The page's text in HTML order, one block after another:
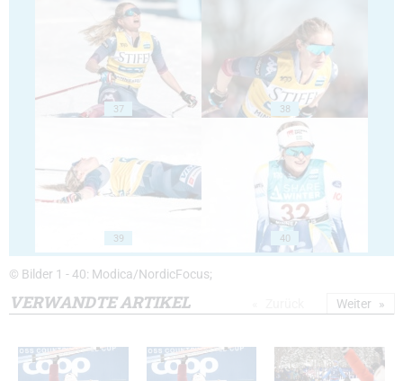
37 38
39 40
© Bilder 1 - 40: Modica/NordicFocus;
VERWANDTE ARTIKEL Weiter